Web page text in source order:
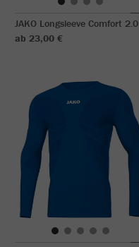
JAKO Longsleeve Comfort 2.0
ab 23,00 €